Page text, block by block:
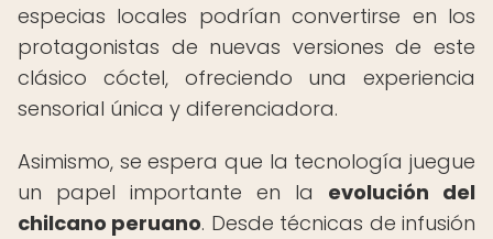
especias locales podrían convertirse en los
protagonistas de nuevas versiones de este
clásico cóctel, ofreciendo una experiencia
sensorial única y diferenciadora.
Asimismo, se espera que la tecnología juegue
un papel importante en la evolución del
chilcano peruano. Desde técnicas de infusión